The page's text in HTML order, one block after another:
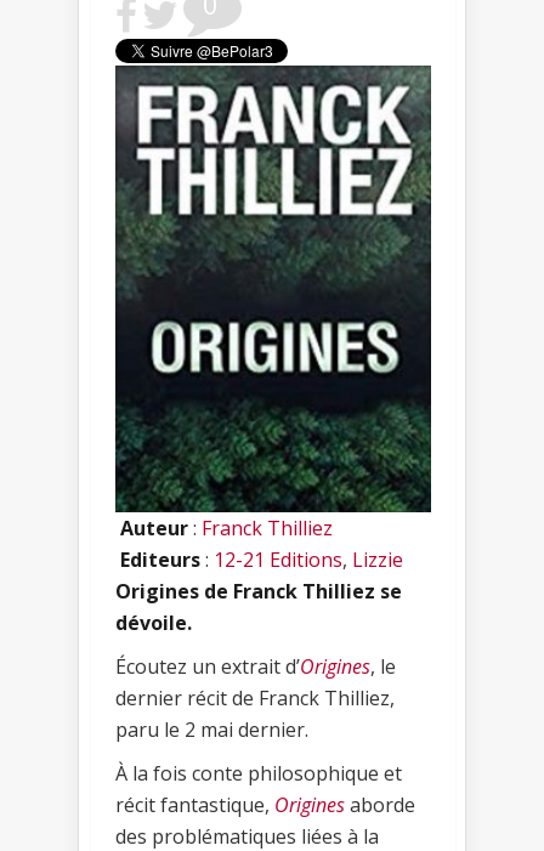
Auteur: Franck Thilliez
Editeurs: 12-21 Editions, Lizzie
Origines de Franck Thilliez se
dévoile.
Écoutez un extrait d’Origines, le
dernier récit de Franck Thilliez,
paru le 2 mai dernier.
À la fois conte philosophique et
récit fantastique, Originesaborde
des problématiques liées à la